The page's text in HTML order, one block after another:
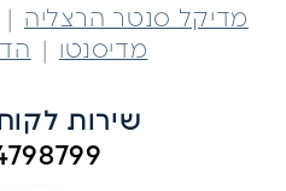
מדיקל סנטר הרצליה
|
מדיסנטו |
שירות